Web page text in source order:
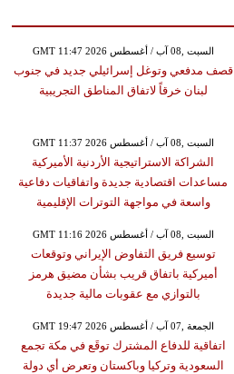
GMT 11:47 2026 السبت ,08 آب / أغسطس
قصف مدفعي وتوغل إسرائيلي جديد في جنوب
لبنان خرقاً لاتفاق المناطق التجريبية
GMT 11:37 2026 السبت ,08 آب / أغسطس
الشراكة الاستراتيجية الأردنية الأميركية
مساعدات اقتصادية جديدة واتفاقيات دفاعية
واسعة في مواجهة التوترات الإقليمية
GMT 11:16 2026 السبت ,08 آب / أغسطس
توسيع فريق التفاوض الإيراني وتوقعات
أميركية باتفاق قريب بشأن مضيق هرمز
بالتوازي مع عقوبات مالية جديدة
GMT 19:47 2026 الجمعة ,07 آب / أغسطس
اتفاقية للدفاع المشترك توقَع في مكة تجمع
السعودية وتركيا وباكستان وتعرض أي دولة